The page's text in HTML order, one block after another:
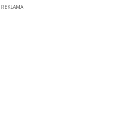
REKLAMA